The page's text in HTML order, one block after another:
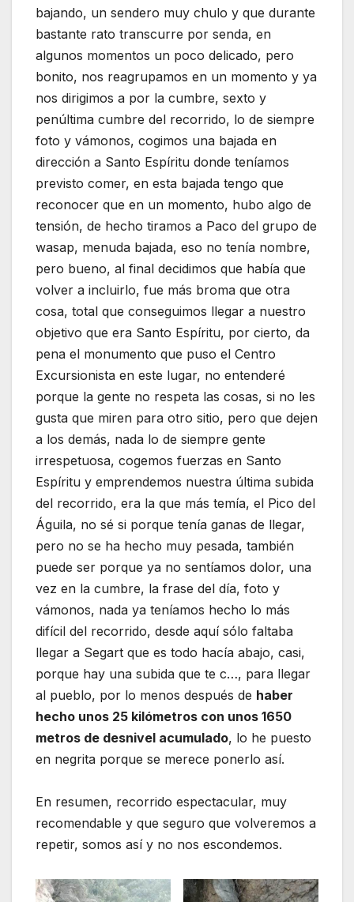
bajando, un sendero muy chulo y que durante
bastante rato transcurre por senda, en
algunos momentos un poco delicado, pero
bonito, nos reagrupamos en un momento y ya
nos dirigimos a por la cumbre, sexto y
penúltima cumbre del recorrido, lo de siempre
foto y vámonos, cogimos una bajada en
dirección a Santo Espíritu donde teníamos
previsto comer, en esta bajada tengo que
reconocer que en un momento, hubo algo de
tensión, de hecho tiramos a Paco del grupo de
wasap, menuda bajada, eso no tenía nombre,
pero bueno, al final decidimos que había que
volver a incluirlo, fue más broma que otra
cosa, total que conseguimos llegar a nuestro
objetivo que era Santo Espíritu, por cierto, da
pena el monumento que puso el Centro
Excursionista en este lugar, no entenderé
porque la gente no respeta las cosas, si no les
gusta que miren para otro sitio, pero que dejen
a los demás, nada lo de siempre gente
irrespetuosa, cogemos fuerzas en Santo
Espíritu y emprendemos nuestra última subida
del recorrido, era la que más temía, el Pico del
Águila, no sé si porque tenía ganas de llegar,
pero no se ha hecho muy pesada, también
puede ser porque ya no sentíamos dolor, una
vez en la cumbre, la frase del día, foto y
vámonos, nada ya teníamos hecho lo más
difícil del recorrido, desde aquí sólo faltaba
llegar a Segart que es todo hacía abajo, casi,
porque hay una subida que te c…, para llegar
al pueblo, por lo menos después de haber
hecho unos 25 kilómetros con unos 1650
metros de desnivel acumulado, lo he puesto
en negrita porque se merece ponerlo así.
En resumen, recorrido espectacular, muy
recomendable y que seguro que volveremos a
repetir, somos así y no nos escondemos.